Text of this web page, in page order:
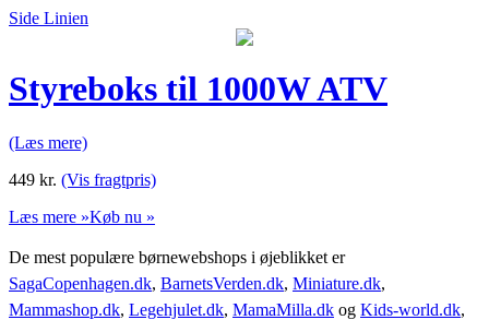
Side Linien
Styreboks til 1000W ATV
(Læs mere)
449 kr. (Vis fragtpris)
Læs mere »Køb nu »
De mest populære børnewebshops i øjeblikket er
SagaCopenhagen.dk, BarnetsVerden.dk, Miniature.dk,
Mammashop.dk, Legehjulet.dk, MamaMilla.dk og Kids-world.dk,